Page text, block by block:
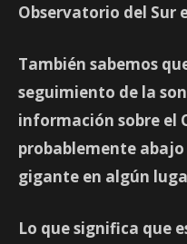
Observatorio del Sur
También sabemos
seguimiento de la
información sobre el
probablemente
gigante en algún
Lo que significa que